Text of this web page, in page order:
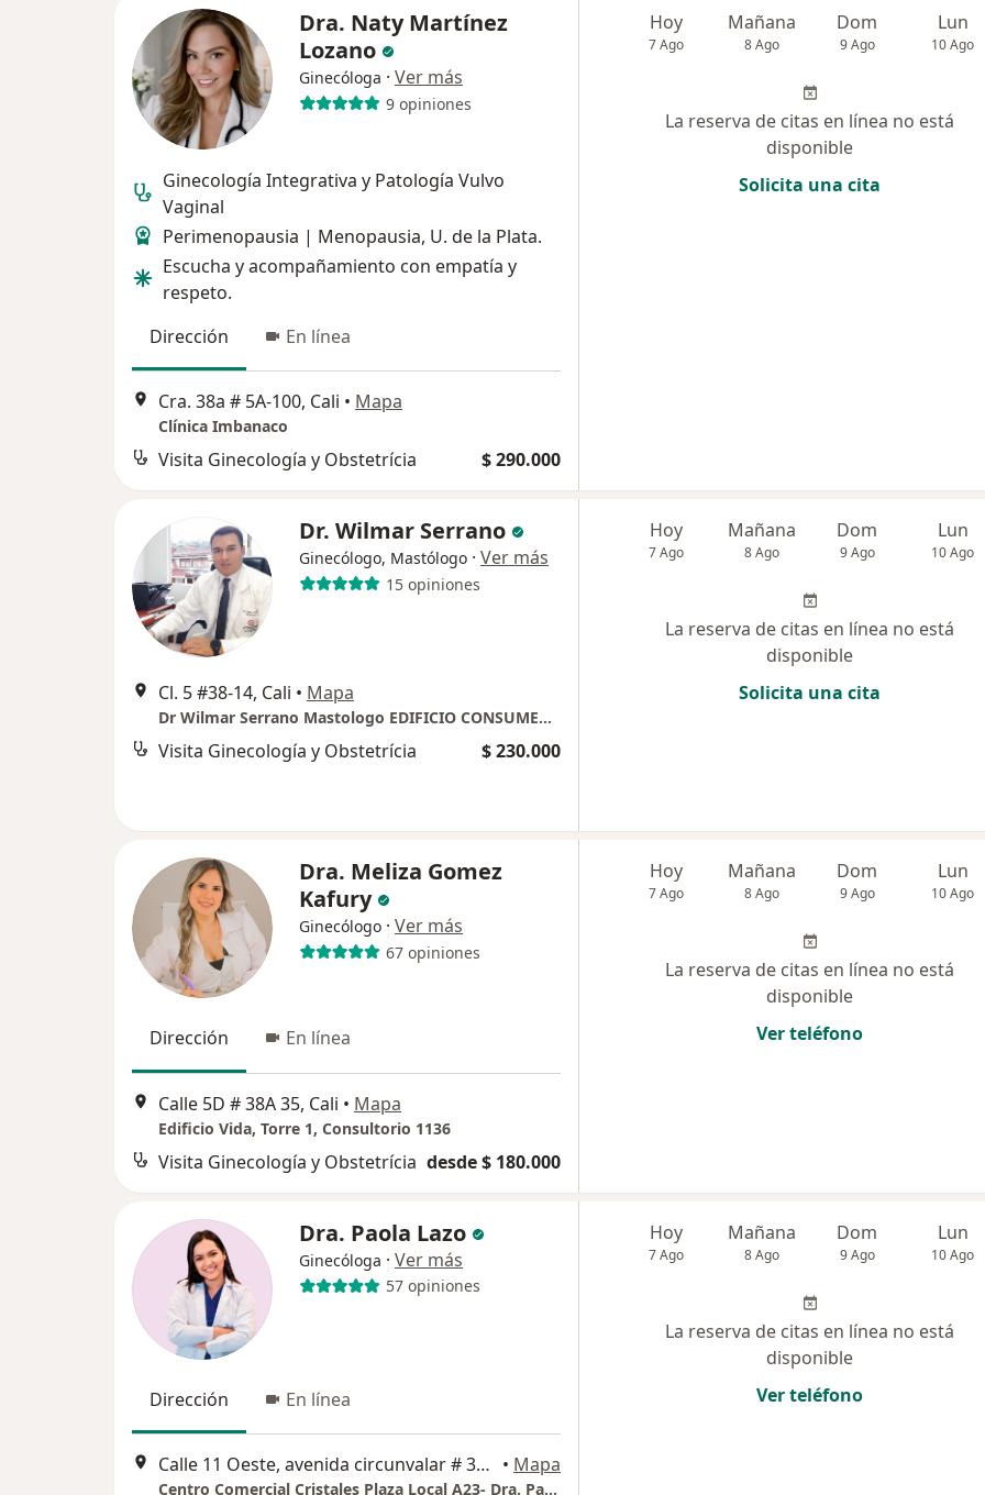
Dra. Naty Martínez
Lozano
Ginecóloga · Ver más
9 opiniones
Ginecología Integrativa y Patología Vulvo
Vaginal
Perimenopausia | Menopausia, U. de la Plata.
Escucha y acompañamiento con empatía y
respeto.
Dirección
En línea
Cra. 38a # 5A-100, Cali • Mapa
Clínica Imbanaco
Visita Ginecología y Obstetrícia $ 290.000
Hoy
7 Ago
Mañana
8 Ago
Dom
9 Ago
Lun
10 Ago
La reserva de citas en línea no está
disponible
Solicita una cita
Dr. Wilmar Serrano
Ginecólogo, Mastólogo · Ver más
15 opiniones
Cl. 5 #38-14, Cali • Mapa
Dr Wilmar Serrano Mastologo EDIFICIO CONSUMEDICO CONSULTORIO 504
Visita Ginecología y Obstetrícia $ 230.000
Hoy
7 Ago
Mañana
8 Ago
Dom
9 Ago
Lun
10 Ago
La reserva de citas en línea no está
disponible
Solicita una cita
Dra. Meliza Gomez
Kafury
Ginecólogo · Ver más
67 opiniones
Dirección En línea
Calle 5D # 38A 35, Cali • Mapa
Edificio Vida, Torre 1, Consultorio 1136
Visita Ginecología y Obstetrícia desde $ 180.000
Hoy
7 Ago
Mañana
8 Ago
Dom
9 Ago
Lun
10 Ago
La reserva de citas en línea no está
disponible
Ver teléfono
Dra. Paola Lazo
Ginecóloga · Ver más
57 opiniones
Dirección En línea
Calle 11 Oeste, avenida circunvalar # 36D 86, Cali • Mapa
Centro Comercial Cristales Plaza Local A23- Dra. Paola Lazo
Hoy
7 Ago
Mañana
8 Ago
Dom
9 Ago
Lun
10 Ago
La reserva de citas en línea no está
disponible
Ver teléfono